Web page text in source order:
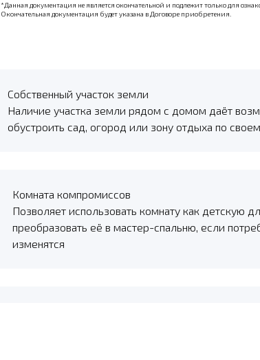
*Данная документация не является окончательной и подлежит только для
Окончательная документация будет указана в Договоре приобретения.
Собственный участок земли
Наличие участка земли рядом с домом даёт
обустроить сад, огород или зону отдыха по
Комната компромиссов
Позволяет использовать комнату как детскую
преобразовать её в мастер-спальню, если
изменятся